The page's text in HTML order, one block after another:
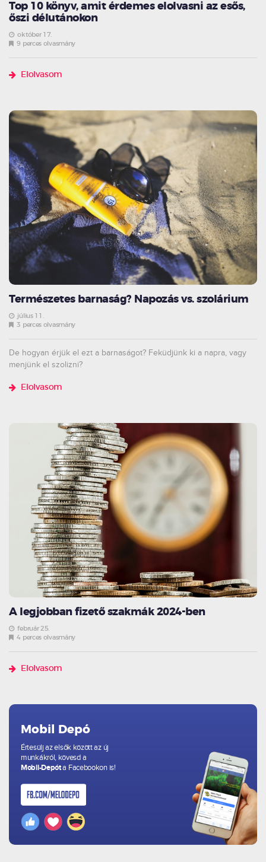
Top 10 könyv, amit érdemes elolvasni az esős,
őszi délutánokon
október 17.
9 perces olvasmány
Elolvasom
Természetes barnaság? Napozás vs. szolárium
július 11.
3 perces olvasmány
De hogyan érjük el ezt a barnaságot? Feküdjünk ki a napra, vagy
menjünk el szolizni?
Elolvasom
A legjobban fizető szakmák 2024-ben
február 25.
4 perces olvasmány
Elolvasom
Mobil Depó
Értesülj az elsők között az új
munkákról, kövesd a
Mobil-Depóta Facebookon is!